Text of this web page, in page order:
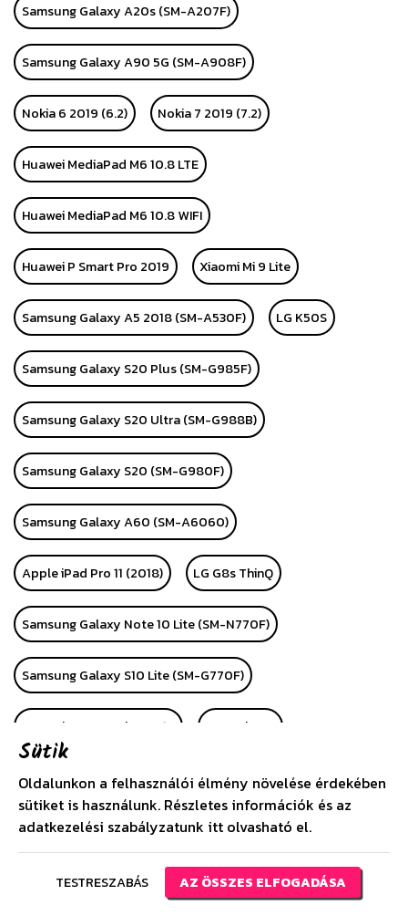
Samsung Galaxy A20s (SM-A207F)
Samsung Galaxy A90 5G (SM-A908F)
Nokia 6 2019 (6.2) Nokia 7 2019 (7.2)
Huawei MediaPad M6 10.8 LTE
Huawei MediaPad M6 10.8 WIFI
Huawei P Smart Pro 2019 Xiaomi Mi 9 Lite
Samsung Galaxy A5 2018 (SM-A530F) LG K50S
Samsung Galaxy S20 Plus (SM-G985F)
Samsung Galaxy S20 Ultra (SM-G988B)
Samsung Galaxy S20 (SM-G980F)
Samsung Galaxy A60 (SM-A6060)
Apple iPad Pro 11 (2018) LG G8s ThinQ
Samsung Galaxy Note 10 Lite (SM-N770F)
Samsung Galaxy S10 Lite (SM-G770F)
Huawei P Smart Plus 2019 Huawei P40
Huawei P40 Pro Alcatel 1 (OT-5033D) LG K40S
Apple iPhone SE (2020) Huawei P40 Lite
Huawei P40 Lite E Samsung Galaxy A21 (SM-A210F)
Sütik
Oldalunkon a felhasználói élmény növelése érdekében
sütiket is használunk. Részletes információk és az
adatkezelési szabályzatunk itt olvasható el.
TESTRESZABÁS AZ ÖSSZES ELFOGADÁSA